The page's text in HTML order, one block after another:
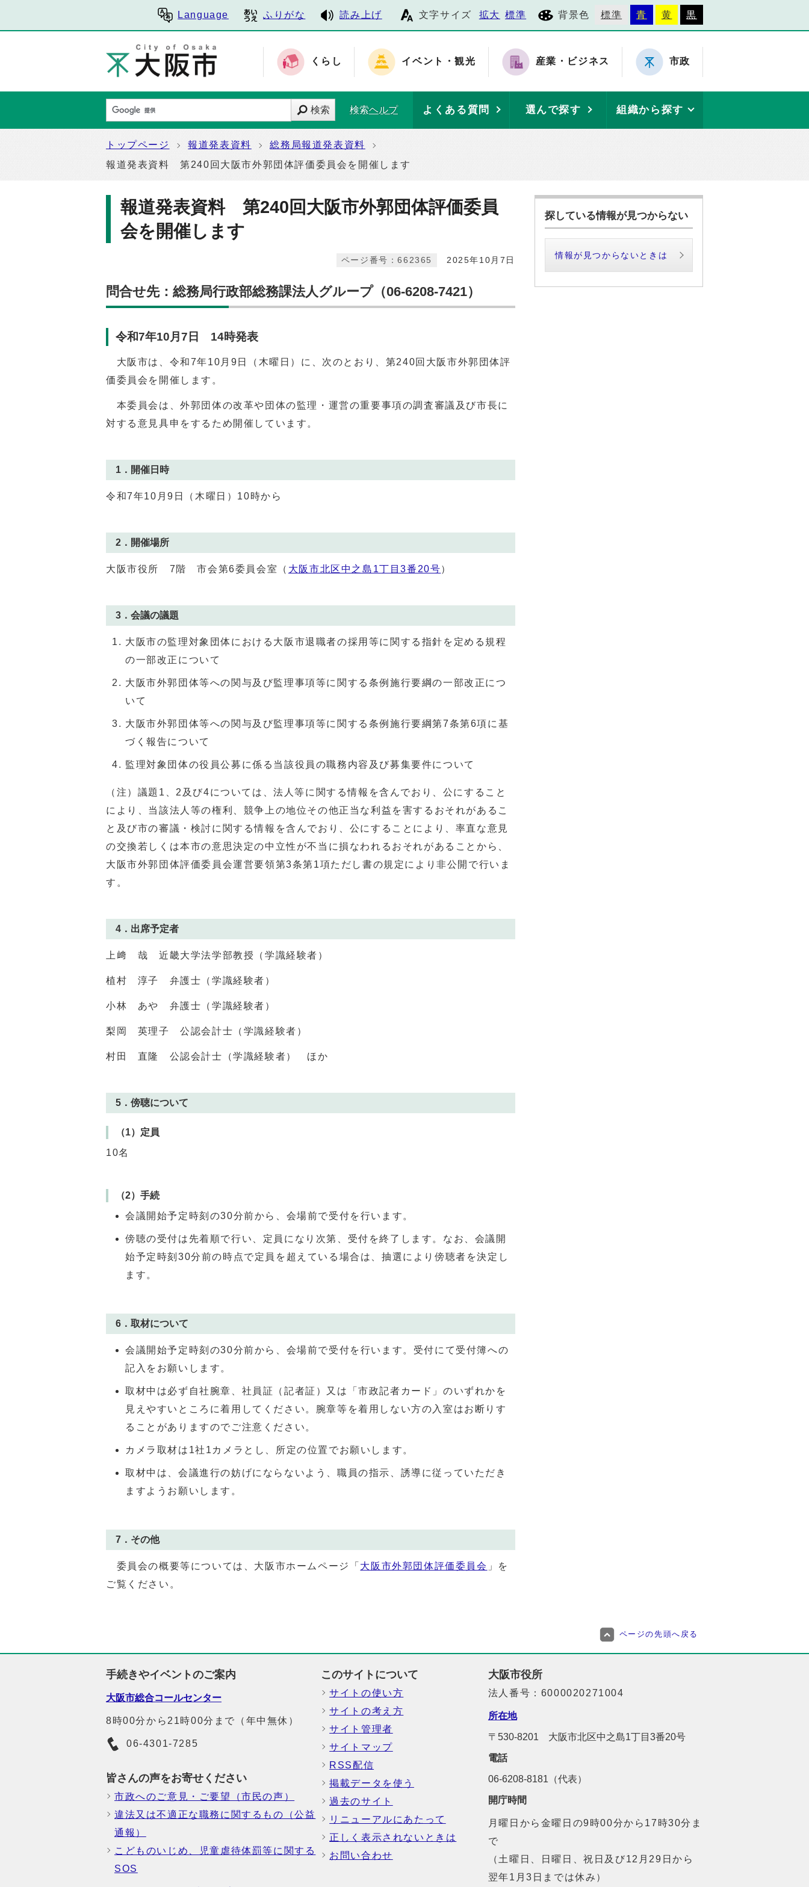
Language ふりがな 読み上げ 文字サイズ 拡大 標準 背景色 標準 青 黄 黒
くらし イベント・観光 産業・ビジネス 市政
検索 検索ヘルプ よくある質問 選んで探す 組織から探す
トップページ 報道発表資料
総務局報道発表資料
報道発表資料 第240回大阪市外郭団体評価委員会を開催します
報道発表資料 第240回大阪市外郭団体評価委員
会を開催します
2025年10月7日
ページ番号：662365
問合せ先：総務局行政部総務課法人グループ（06-6208-7421）
令和7年10月7日 14時発表
大阪市は、令和7年10月9日（木曜日）に、次のとおり、第240回大阪市外郭団体評
価委員会を開催します。
本委員会は、外郭団体の改革や団体の監理・運営の重要事項の調査審議及び市長に
対する意見具申をするため開催しています。
1．開催日時
令和7年10月9日（木曜日）10時から
2．開催場所
大阪市役所 7階 市会第6委員会室（ 大阪市北区中之島1丁目3番20号）
3．会議の議題
大阪市の監理対象団体における大阪市退職者の採用等に関する指針を定める規程
の一部改正について
大阪市外郭団体等への関与及び監理事項等に関する条例施行要綱の一部改正につ
いて
大阪市外郭団体等への関与及び監理事項等に関する条例施行要綱第7条第6項に基
づく報告について
監理対象団体の役員公募に係る当該役員の職務内容及び募集要件について
（注）議題1、2及び4については、法人等に関する情報を含んでおり、公にすること
により、当該法人等の権利、競争上の地位その他正当な利益を害するおそれがあるこ
と及び市の審議・検討に関する情報を含んでおり、公にすることにより、率直な意見
の交換若しくは本市の意思決定の中立性が不当に損なわれるおそれがあることから、
大阪市外郭団体評価委員会運営要領第3条第1項ただし書の規定により非公開で行いま
す。
4．出席予定者
上﨑 哉 近畿大学法学部教授（学識経験者）
植村 淳子 弁護士（学識経験者）
小林 あや 弁護士（学識経験者）
梨岡 英理子 公認会計士（学識経験者）
村田 直隆 公認会計士（学識経験者） ほか
5．傍聴について
（1）定員
10名
（2）手続
会議開始予定時刻の30分前から、会場前で受付を行います。
傍聴の受付は先着順で行い、定員になり次第、受付を終了します。なお、会議開
始予定時刻30分前の時点で定員を超えている場合は、抽選により傍聴者を決定し
ます。
6．取材について
会議開始予定時刻の30分前から、会場前で受付を行います。受付にて受付簿への
記入をお願いします。
取材中は必ず自社腕章、社員証（記者証）又は「市政記者カード」のいずれかを
見えやすいところに着用してください。腕章等を着用しない方の入室はお断りす
ることがありますのでご注意ください。
カメラ取材は1社1カメラとし、所定の位置でお願いします。
取材中は、会議進行の妨げにならないよう、職員の指示、誘導に従っていただき
ますようお願いします。
7．その他
委員会の概要等については、大阪市ホームページ「 大阪市外郭団体評価委員会 」を
ご覧ください。
探している情報が見つからない
情報が見つからないときは
ページの先頭へ戻る
手続きやイベントのご案内
大阪市総合コールセンター
8時00分から21時00分まで（年中無休）
06-4301-7285
皆さんの声をお寄せください
市政へのご意見・ご要望（市民の声）
違法又は不適正な職務に関するもの（公益
通報）
こどものいじめ、児童虐待体罰等に関する
SOS
このサイトについて
サイトの使い方
サイトの考え方
サイト管理者
サイトマップ
RSS配信
掲載データを使う
過去のサイト
リニューアルにあたって
正しく表示されないときは
お問い合わせ
大阪市役所
法人番号：6000020271004
所在地
〒530-8201 大阪市北区中之島1丁目3番20号
電話
06-6208-8181（代表）
開庁時間
月曜日から金曜日の9時00分から17時30分ま
で
（土曜日、日曜日、祝日及び12月29日から
翌年1月3日までは休み）